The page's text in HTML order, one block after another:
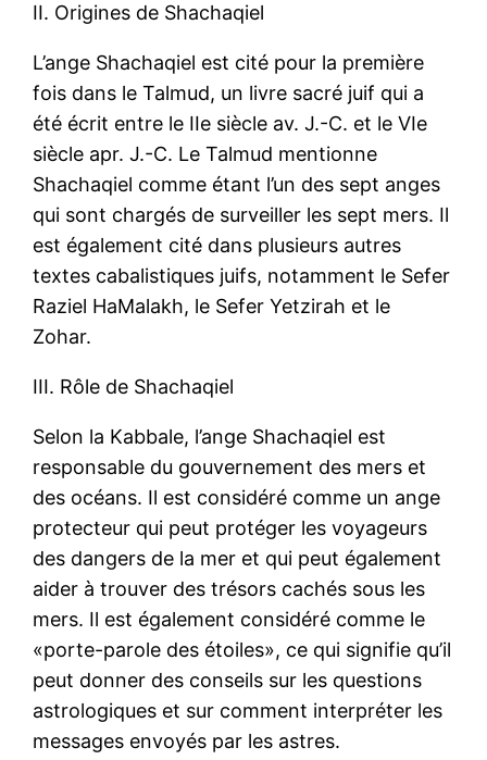
II. Origines de Shachaqiel
L’ange Shachaqiel est cité pour la première
fois dans le Talmud, un livre sacré juif qui a
été écrit entre le IIe siècle av. J.-C. et le VIe
siècle apr. J.-C. Le Talmud mentionne
Shachaqiel comme étant l’un des sept anges
qui sont chargés de surveiller les sept mers. Il
est également cité dans plusieurs autres
textes cabalistiques juifs, notamment le Sefer
Raziel HaMalakh, le Sefer Yetzirah et le
Zohar.
III. Rôle de Shachaqiel
Selon la Kabbale, l’ange Shachaqiel est
responsable du gouvernement des mers et
des océans. Il est considéré comme un ange
protecteur qui peut protéger les voyageurs
des dangers de la mer et qui peut également
aider à trouver des trésors cachés sous les
mers. Il est également considéré comme le
«porte-parole des étoiles», ce qui signifie qu’il
peut donner des conseils sur les questions
astrologiques et sur comment interpréter les
messages envoyés par les astres.